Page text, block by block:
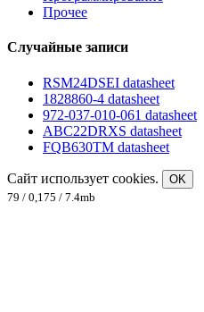
Прочее
Случайные записи
RSM24DSEI datasheet
1828860-4 datasheet
972-037-010-061 datasheet
ABC22DRXS datasheet
FQB630TM datasheet
Сайт использует cookies.
OK
79 / 0,175 / 7.4mb